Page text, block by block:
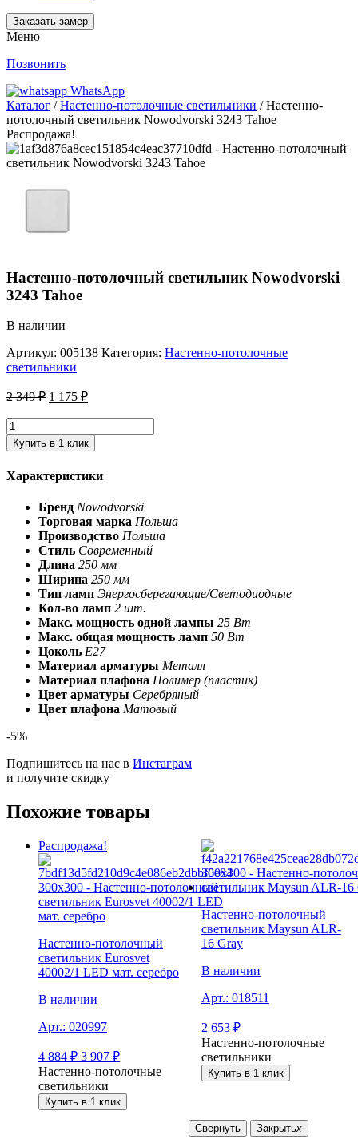
Заказать замер
Меню
Позвонить
WhatsApp
Каталог /Настенно-потолочные светильники / Настенно-
потолочный светильник Nowodvorski 3243 Tahoe
Распродажа!
Настенно-потолочный светильник Nowodvorski
3243 Tahoe
В наличии
Артикул: 005138 Категория: Настенно-потолочные
светильники
2 349₽ 1 175 ₽
Купить в 1 клик
Характеристики
Бренд Nowodvorski
Торговая марка Польша
Производство Польша
Стиль Современный
Длина 250 мм
Ширина 250 мм
Тип ламп Энергосберегающие/Светодиодные
Кол-во ламп 2 шт.
Макс. мощность одной лампы 25 Вт
Макс. общая мощность ламп 50 Вт
Цоколь E27
Материал арматуры Металл
Материал плафона Полимер (пластик)
Цвет арматуры Серебряный
Цвет плафона Матовый
-5%
Подпишитесь на нас в Инстаграм
и получите скидку
Похожие товары
Распродажа!
Настенно-потолочный
светильник Eurosvet
40002/1 LED мат. серебро
В наличии
Арт.: 020997
4 884₽ 3 907 ₽
Настенно-потолочные
светильники
Купить в 1 клик
Настенно-потолочный
светильник Maysun ALR-
16 Gray
В наличии
Арт.: 018511
2 653 ₽
Настенно-потолочные
светильники
Купить в 1 клик
Свернуть Закрытьx